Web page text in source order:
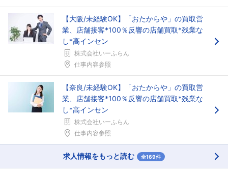
【大阪/未経験OK】「おたからや」の買取営
業、店舗接客*100％反響の店舗買取*残業な
し*高インセン
株式会社いーふらん
仕事内容参照
【奈良/未経験OK】「おたからや」の買取営
業、店舗接客*100％反響の店舗買取*残業な
し*高インセン
株式会社いーふらん
仕事内容参照
求人情報をもっと読む 全169件